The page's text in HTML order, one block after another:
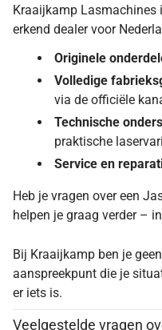
Kraaijkamp Lasmachines
erkend dealer voor
Originele
Volledige
via de officiële
Technische
praktische
Service en
Heb je vragen over een
helpen je graag verder –
Bij Kraaijkamp ben je
aanspreekpunt die je
er iets is.
Veelgestelde vragen